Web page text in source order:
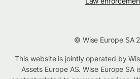
© Wise Europe SA
This website is jointly operated by
Assets Europe AS. Wise Europe SA